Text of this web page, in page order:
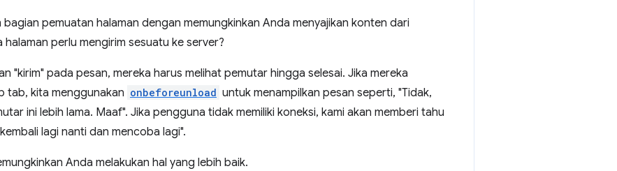
bagian pemuatan halaman dengan memungkinkan Anda menyajikan konten dari
perlu mengirim sesuatu ke server?
"kirim" pada pesan, mereka harus melihat pemutar hingga selesai. Jika mereka
tab, kita menggunakan onbeforeunload untuk menampilkan pesan seperti, "Tidak,
ini lebih lama. Maaf". Jika pengguna tidak memiliki koneksi, kami akan memberi tahu
lagi nanti dan mencoba lagi".
Anda melakukan hal yang lebih baik.